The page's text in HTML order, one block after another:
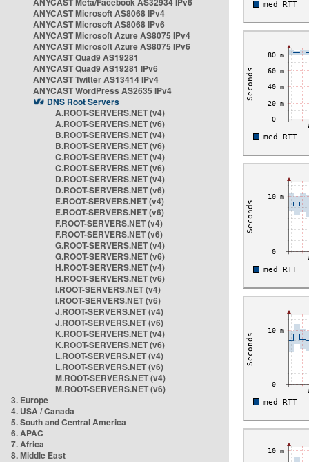
ANYCAST Microsoft AS8068 IPv4
ANYCAST Microsoft AS8068 IPv6
ANYCAST Microsoft Azure AS8075 IPv4
ANYCAST Microsoft Azure AS8075 IPv6
ANYCAST Quad9 AS19281
ANYCAST Quad9 AS19281 IPv6
ANYCAST Twitter AS13414 IPv4
ANYCAST WordPress AS2635 IPv4
DNS Root Servers
A.ROOT-SERVERS.NET (v4)
A.ROOT-SERVERS.NET (v6)
B.ROOT-SERVERS.NET (v4)
B.ROOT-SERVERS.NET (v6)
C.ROOT-SERVERS.NET (v4)
C.ROOT-SERVERS.NET (v6)
D.ROOT-SERVERS.NET (v4)
D.ROOT-SERVERS.NET (v6)
E.ROOT-SERVERS.NET (v4)
E.ROOT-SERVERS.NET (v6)
F.ROOT-SERVERS.NET (v4)
F.ROOT-SERVERS.NET (v6)
G.ROOT-SERVERS.NET (v4)
G.ROOT-SERVERS.NET (v6)
H.ROOT-SERVERS.NET (v4)
H.ROOT-SERVERS.NET (v6)
I.ROOT-SERVERS.NET (v4)
I.ROOT-SERVERS.NET (v6)
J.ROOT-SERVERS.NET (v4)
J.ROOT-SERVERS.NET (v6)
K.ROOT-SERVERS.NET (v4)
K.ROOT-SERVERS.NET (v6)
L.ROOT-SERVERS.NET (v4)
L.ROOT-SERVERS.NET (v6)
M.ROOT-SERVERS.NET (v4)
M.ROOT-SERVERS.NET (v6)
3. Europe
4. USA / Canada
5. South and Central America
6. APAC
7. Africa
8. Middle East